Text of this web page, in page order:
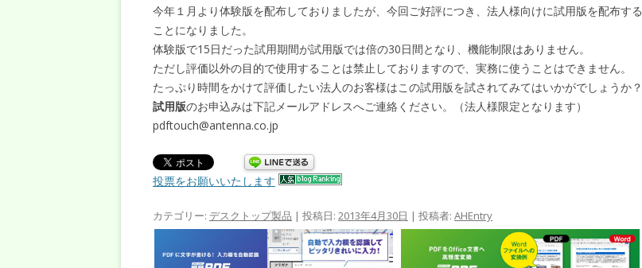
今年１月より体験版を配布しておりましたが、今回ご好評につき、法人様向けに試用版を配布する
ことになりました。
体験版で15日だった試用期間が試用版では倍の30日間となり、機能制限はありません。
ただし評価以外の目的で使用することは禁止しておりますので、実務に使うことはできません。
たっぷり時間をかけて評価したい法人のお客様はこの試用版を試されてみてはいかがでしょうか？
試用版のお申込みは下記メールアドレスへご連絡ください。（法人様限定となります）
pdftouch@antenna.co.jp
投票をお願いいたします
カテゴリー: デスクトップ製品 | 投稿日: 2013年4月30日 | 投稿者: AHEntry